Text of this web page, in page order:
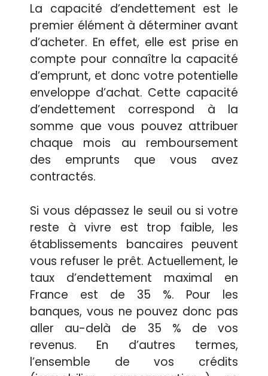
La capacité d’endettement est le
premier élément à déterminer avant
d’acheter. En effet, elle est prise en
compte pour connaître la capacité
d’emprunt, et donc votre potentielle
enveloppe d’achat. Cette capacité
d’endettement correspond à la
somme que vous pouvez attribuer
chaque mois au remboursement
des emprunts que vous avez
contractés.
Si vous dépassez le seuil ou si votre
reste à vivre est trop faible, les
établissements bancaires peuvent
vous refuser le prêt. Actuellement, le
taux d’endettement maximal en
France est de 35 %. Pour les
banques, vous ne pouvez donc pas
aller au-delà de 35 % de vos
revenus. En d’autres termes,
l’ensemble de vos crédits